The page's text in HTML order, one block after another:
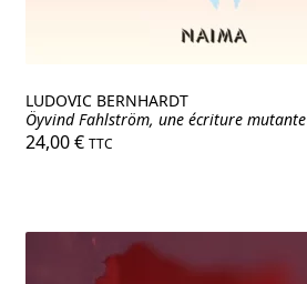
LUDOVIC BERNHARDT
Öyvind Fahlström, une écriture mutante
24,00€ TTC